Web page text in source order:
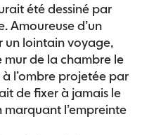
été dessiné par
Amoureuse d’un
un lointain voyage,
mur de la chambre le
l’ombre projetée par
de fixer à jamais le
l’empreinte